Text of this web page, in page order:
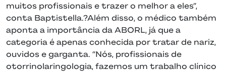
muitos profissionais e trazer o melhor a eles”,
conta Baptistella.?Além disso, o médico também
aponta a importância da ABORL, já que a
categoria é apenas conhecida por tratar de nariz,
ouvidos e garganta. “Nós, profissionais de
otorrinolaringologia, fazemos um trabalho clínico